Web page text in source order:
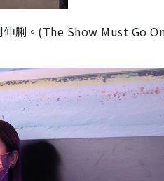
脷。(The Show Must Go